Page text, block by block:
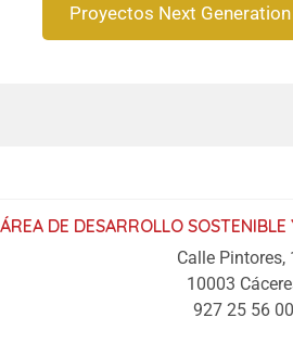
Proyectos Next Generation
ÁREA DE DESARROLLO
Calle Pintores,
10003
927 25 56 00